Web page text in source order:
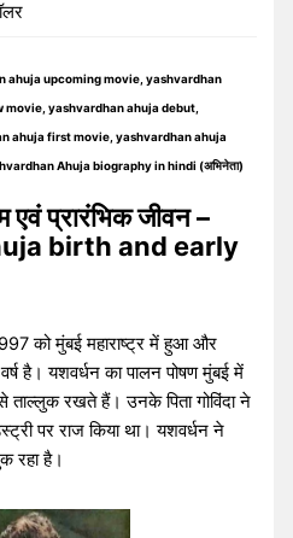
ahuja upcoming movie, yashvardhan
yashvardhan ahuja debut,
ahuja first movie, yashvardhan ahuja
Ahuja biography in hindi (अभिनेता)
प्रारंभिक जीवन –
birth and early
को मुंबई महाराष्ट्र में हुआ और
है। यशवर्धन का पालन पोषण मुंबई में
ताल्लुक रखते हैं। उनके पिता गोविंदा ने
पर राज किया था। यशवर्धन ने
रहा है।